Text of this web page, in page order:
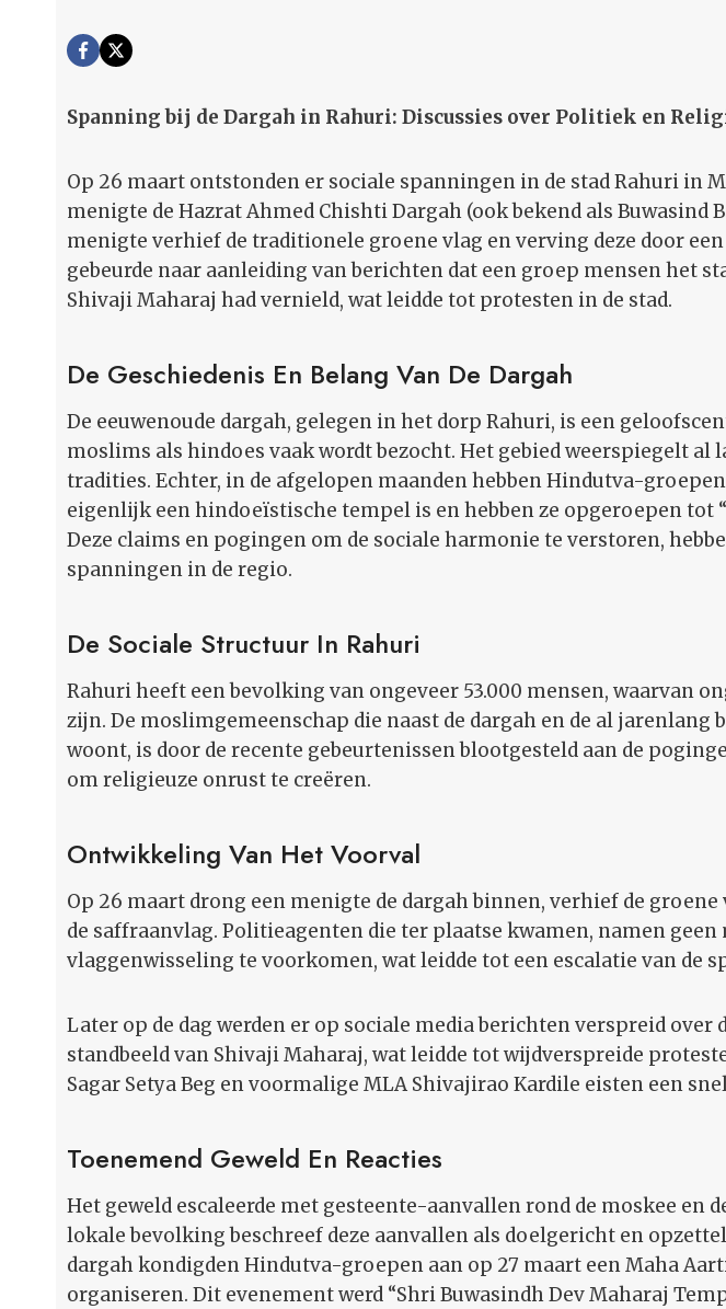
Spanning bij de Dargah in Rahuri: Discussies over Politiek en
Op 26 maart ontstonden er sociale spanningen in de stad Rahuri in
menigte de Hazrat Ahmed Chishti Dargah (ook bekend als Buwasind
menigte verhief de traditionele groene vlag en verving deze door
gebeurde naar aanleiding van berichten dat een groep mensen het
Shivaji Maharaj had vernield, wat leidde tot protesten in de stad.
De Geschiedenis En Belang Van De Dargah
De eeuwenoude dargah, gelegen in het dorp Rahuri, is een
moslims als hindoes vaak wordt bezocht. Het gebied weerspiegelt al
tradities. Echter, in de afgelopen maanden hebben Hindutva-
eigenlijk een hindoeïstische tempel is en hebben ze opgeroepen tot
Deze claims en pogingen om de sociale harmonie te verstoren,
spanningen in de regio.
De Sociale Structuur In Rahuri
Rahuri heeft een bevolking van ongeveer 53.000 mensen, waarvan
zijn. De moslimgemeenschap die naast de dargah en de al jarenlang
woont, is door de recente gebeurtenissen blootgesteld aan de
om religieuze onrust te creëren.
Ontwikkeling Van Het Voorval
Op 26 maart drong een menigte de dargah binnen, verhief de
de saffraanvlag. Politieagenten die ter plaatse kwamen, namen geen
vlaggenwisseling te voorkomen, wat leidde tot een escalatie van de
Later op de dag werden er op sociale media berichten verspreid over
standbeeld van Shivaji Maharaj, wat leidde tot wijdverspreide
Sagar Setya Beg en voormalige MLA Shivajirao Kardile eisten een
Toenemend Geweld En Reacties
Het geweld escaleerde met gesteente-aanvallen rond de moskee en
lokale bevolking beschreef deze aanvallen als doelgericht en
dargah kondigden Hindutva-groepen aan op 27 maart een Maha
organiseren. Dit evenement werd “Shri Buwasindh Dev Maharaj